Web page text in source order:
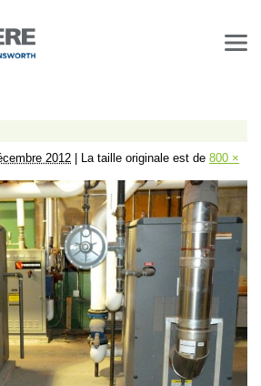
2012 La taille originale est de 800 ×